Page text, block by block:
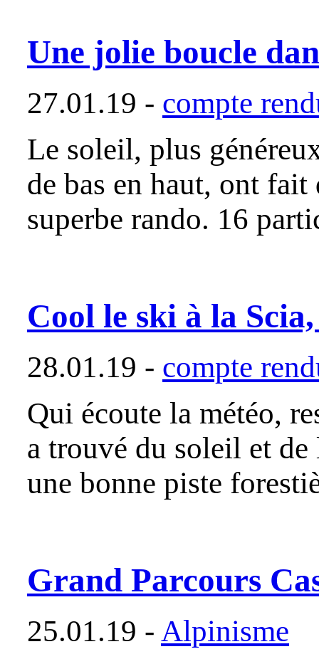
Une jolie boucle
27.01.19 - compte
Le soleil, plus
de bas en haut, ont
superbe rando. 16
Cool le ski à la
28.01.19 - compte
Qui écoute la météo,
a trouvé du soleil et
une bonne piste
Grand Parcours
25.01.19 - Alpinisme